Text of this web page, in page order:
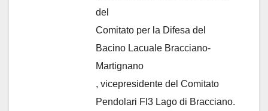
del
Comitato per la Difesa del
Bacino Lacuale Bracciano-
Martignano
, vicepresidente del Comitato
Pendolari Fl3 Lago di Bracciano.